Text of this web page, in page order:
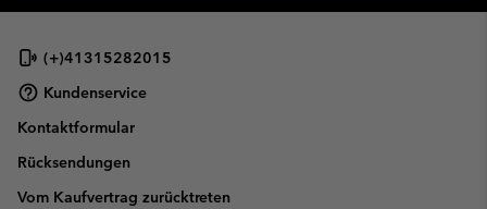
(+)41315282015
Kundenservice
Kontaktformular
Rücksendungen
Vom Kaufvertrag zurücktreten